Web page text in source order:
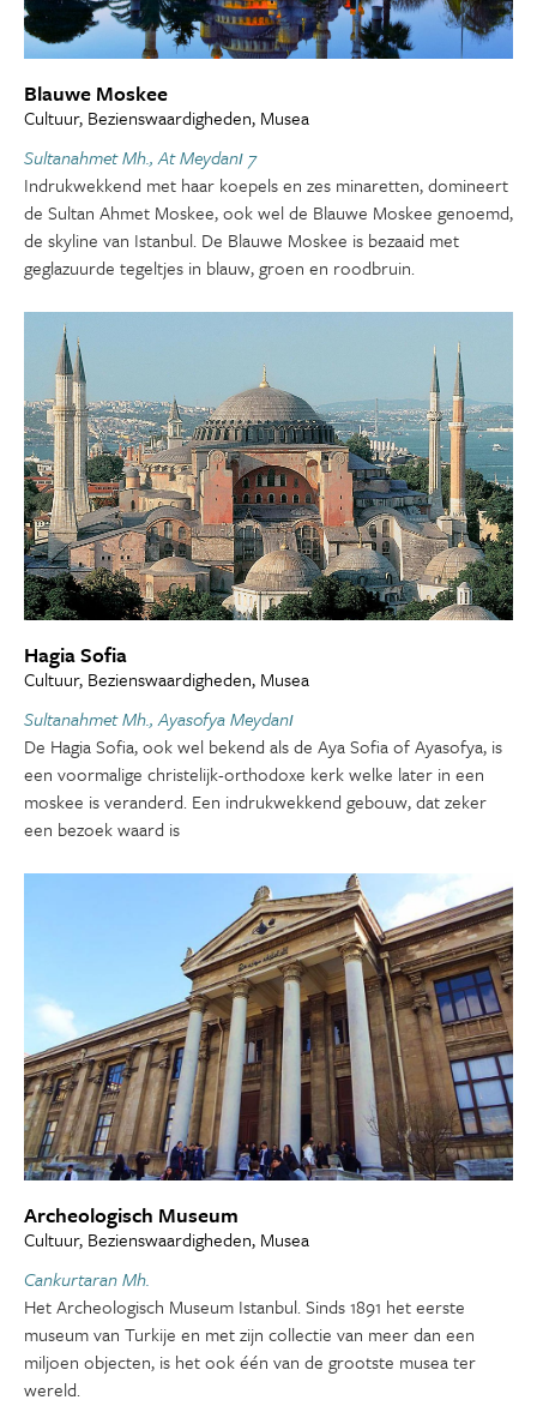
Blauwe Moskee
Cultuur, Bezienswaardigheden, Musea
Sultanahmet Mh., At Meydanı 7
Indrukwekkend met haar koepels en zes minaretten, domineert
de Sultan Ahmet Moskee, ook wel de Blauwe Moskee genoemd,
de skyline van Istanbul. De Blauwe Moskee is bezaaid met
geglazuurde tegeltjes in blauw, groen en roodbruin.
Hagia Sofia
Cultuur, Bezienswaardigheden, Musea
Sultanahmet Mh., Ayasofya Meydanı
De Hagia Sofia, ook wel bekend als de Aya Sofia of Ayasofya, is
een voormalige christelijk-orthodoxe kerk welke later in een
moskee is veranderd. Een indrukwekkend gebouw, dat zeker
een bezoek waard is
Archeologisch Museum
Cultuur, Bezienswaardigheden, Musea
Cankurtaran Mh.
Het Archeologisch Museum Istanbul. Sinds 1891 het eerste
museum van Turkije en met zijn collectie van meer dan een
miljoen objecten, is het ook één van de grootste musea ter
wereld.